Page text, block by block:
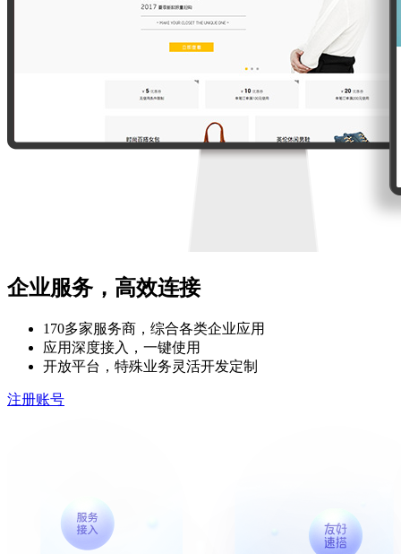
企业服务，高效连接
170多家服务商，综合各类企业应用
应用深度接入，一键使用
开放平台，特殊业务灵活开发定制
注册账号